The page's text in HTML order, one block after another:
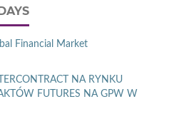
Financial Market
NA RYNKU
FUTURES NA GPW W